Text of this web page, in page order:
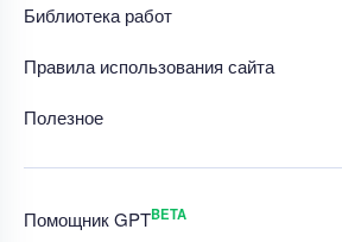
Библиотека работ
Правила использования сайта
Полезное
Помощник GPTBETA